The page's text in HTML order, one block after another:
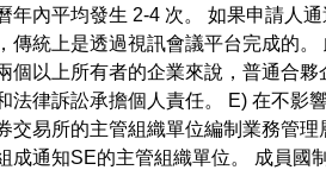
年內平均發生 2-4 次。 如果申請人
傳統上是透過視訊會議平台完成的
個以上所有者的企業來說，普通合
法律訴訟承擔個人責任。 E) 在不影
交易所的主管組織單位編制業務管
成通知SE的主管組織單位。 成員國